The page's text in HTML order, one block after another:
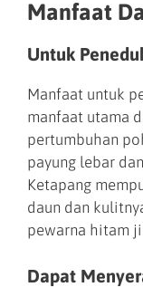
Manfaat
Untuk
Manfaat untuk
manfaat utama
pertumbuhan
payung lebar
Ketapang
daun dan
pewarna hitam
Dapat